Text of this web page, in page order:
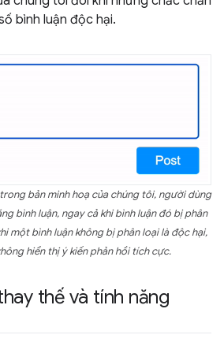
bình luận độc hại.
bản minh hoạ của chúng tôi, người dùng
bình luận, ngay cả khi bình luận đó bị phân
một bình luận không bị phân loại là độc hại,
hiển thị ý kiến phản hồi tích cực.
thế và tính năng